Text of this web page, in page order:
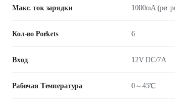
Макс. ток зарядки 1000mA (per
Кол-во Porkets 6
Вход 12V DC/7A
Рабочая Температура 0～45℃